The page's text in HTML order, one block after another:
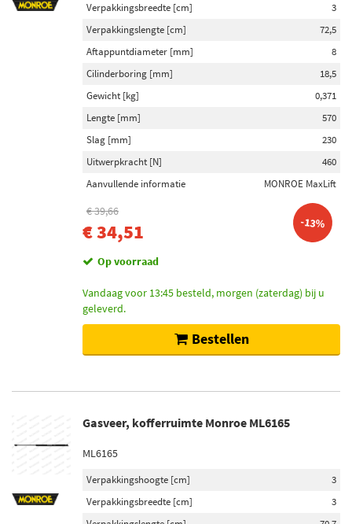
Verpakkingsbreedte [cm]
3
Verpakkingslengte [cm]
72,5
Aftappuntdiameter [mm]
8
Cilinderboring [mm]
18,5
Gewicht [kg]
0,371
Lengte [mm]
570
Slag [mm]
230
Uitwerpkracht [N]
460
Aanvullende informatie
MONROE MaxLift
€ 39,66
€ 34,51 -13%
Op voorraad
Vandaag voor 13:45 besteld, morgen (zaterdag) bij u
geleverd.
Bestellen
Gasveer, kofferruimte Monroe ML6165
ML6165
Verpakkingshoogte [cm]
3
Verpakkingsbreedte [cm]
3